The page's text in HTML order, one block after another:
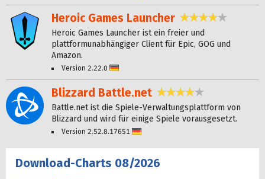
Heroic Games Launcher 4,0 Sterne
Heroic Games Launcher ist ein freier und
plattformunabhängiger Client für Epic, GOG und
Amazon.
Version 2.22.0
Blizzard Battle.net 3,8 Sterne
Battle.net ist die Spiele-Verwaltungsplattform von
Blizzard und wird für einige Spiele vorausgesetzt.
Version 2.52.8.17651
Download-Charts 08/2026